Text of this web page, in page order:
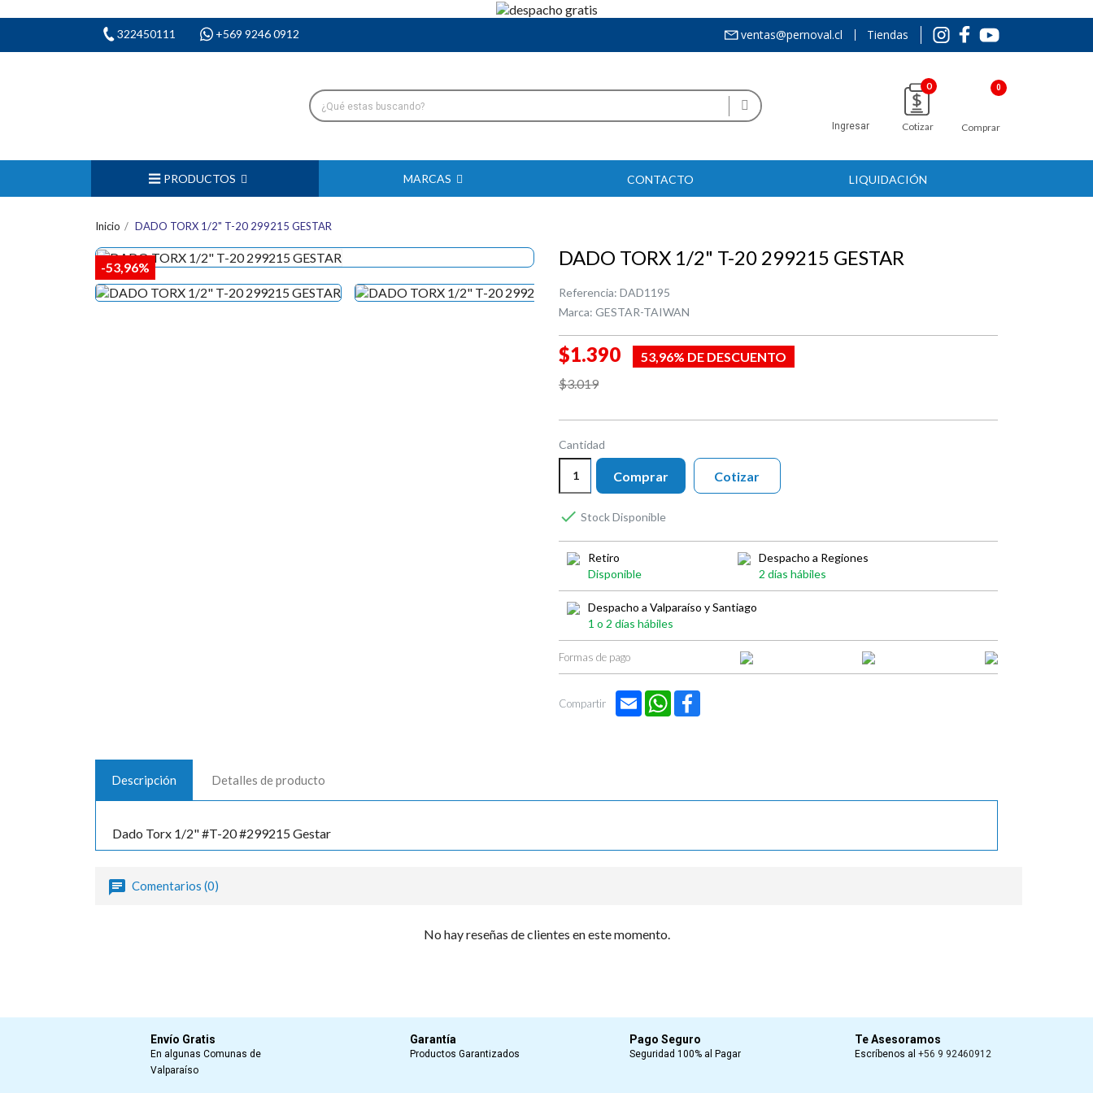
322450111 +569 9246 0912 ventas@pernoval.cl Tiendas
Ingresar
0
Cotizar Comprar
PRODUCTOS MARCAS CONTACTO LIQUIDACIÓN
Inicio DADO TORX 1/2" T-20 299215 GESTAR
-53,96% DADO TORX 1/2" T-20 299215 GESTAR
Referencia: DAD1195
Marca: GESTAR-TAIWAN
$1.390
53,96% DE DESCUENTO
$3.019
Cantidad
Comprar
 Stock Disponible
Cotizar
Retiro
Disponible
Despacho a Regiones
2 días hábiles
Despacho a Valparaíso y Santiago
1 o 2 días hábiles
Formas de pago
Compartir Email WhatsApp
Descripción Detalles de producto
Dado Torx 1/2" #T-20 #299215 Gestar
Comentarios (0)
No hay reseñas de clientes en este momento.
Envío Gratis
En algunas Comunas de
Valparaíso
Garantía
Productos Garantizados
Pago Seguro
Seguridad 100% al Pagar
Te Asesoramos
Escríbenos al+56 9 92460912